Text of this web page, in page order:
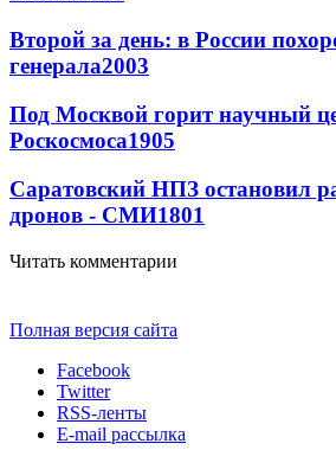
Второй за день: в России
генерала2003
Под Москвой горит научный
Роскосмоса1905
Саратовский НПЗ остановил
дронов - СМИ1801
Читать комментарии
Полная версия сайта
Facebook
Twitter
RSS-ленты
E-mail рассылка